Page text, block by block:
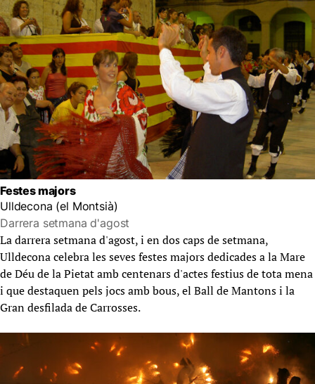
Festes majors
Ulldecona (el Montsià)
Darrera setmana d'agost
La darrera setmana d'agost, i en dos caps de setmana,
Ulldecona celebra les seves festes majors dedicades a la Mare
de Déu de la Pietat amb centenars d'actes festius de tota mena
i que destaquen pels jocs amb bous, el Ball de Mantons i la
Gran desfilada de Carrosses.